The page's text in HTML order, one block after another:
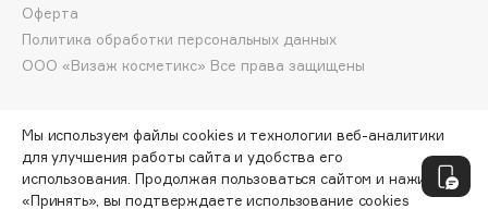
Dr.Althea
Dr.Ceuracle
Dr.Jart+
Dyson
ООО «Визаж косметикс» Все права защищены
Оферта
Политика обработки персональных данных
Мы используем файлы cookies и технологии веб-аналитики
для улучшения работы сайта и удобства его
использования. Продолжая пользоваться сайтом и нажимая
«Принять», вы подтверждаете использование cookies